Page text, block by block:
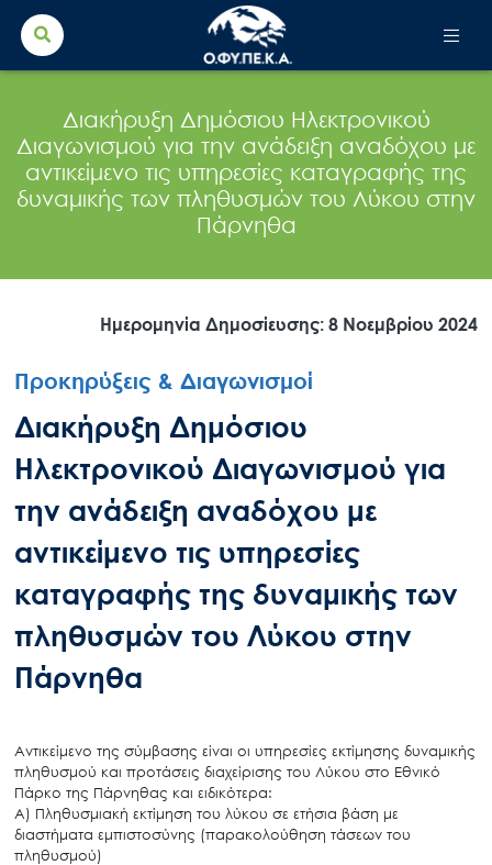
Search
for:
Διακήρυξη Δημόσιου Ηλεκτρονικού
Διαγωνισμού για την ανάδειξη αναδόχου με
αντικείμενο τις υπηρεσίες καταγραφής της
δυναμικής των πληθυσμών του Λύκου στην
Πάρνηθα
Ημερομηνία Δημοσίευσης: 8 Νοεμβρίου 2024
Προκηρύξεις & Διαγωνισμοί
Διακήρυξη Δημόσιου
Ηλεκτρονικού Διαγωνισμού για
την ανάδειξη αναδόχου με
αντικείμενο τις υπηρεσίες
καταγραφής της δυναμικής των
πληθυσμών του Λύκου στην
Πάρνηθα
Αντικείμενο της σύμβασης είναι οι υπηρεσίες εκτίμησης δυναμικής
πληθυσμού και προτάσεις διαχείρισης του Λύκου στο Εθνικό
Πάρκο της Πάρνηθας και ειδικότερα:
Α) Πληθυσμιακή εκτίμηση του λύκου σε ετήσια βάση με
διαστήματα εμπιστοσύνης (παρακολούθηση τάσεων του
πληθυσμού)